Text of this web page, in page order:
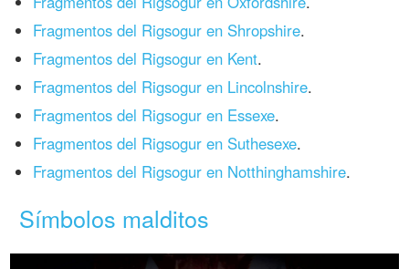
Fragmentos del Rigsogur en Shropshire.
Fragmentos del Rigsogur en Kent.
Fragmentos del Rigsogur en Lincolnshire.
Fragmentos del Rigsogur en Essexe.
Fragmentos del Rigsogur en Suthesexe.
Fragmentos del Rigsogur en Notthinghamshire.
Símbolos malditos